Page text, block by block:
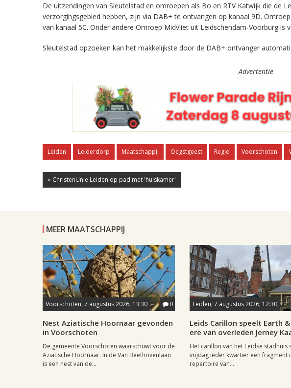
De uitzendingen van Sleutelstad en omroepen als Bo en RTV Katwijk die de
verzorgingsgebied hebben, zijn via DAB+ te ontvangen op kanaal 9D.
van kanaal 5C. Onder andere Omroep Midvliet uit Leidschendam-Voorburg is
Sleutelstad opzoeken kan het makkelijkste door de DAB+ ontvanger
Advertentie
Leiden Leiderdorp Maatschappij Oegstgeest Regio Voorschoten
« ChristenUnie Leiden op pad met 'huiskamer'
MEER MAATSCHAPPIJ
Voorschoten, 7 augustus 2026, 13:30 0
Nest Aziatische Hoornaar gevonden
in Voorschoten
De gemeente Voorschoten waarschuwt voor de
Aziatische Hoornaar. In de Van Beethovenlaan
is een nest van de...
Leiden, 7 augustus 2026, 12:30
Leids Carillon speelt Earth
ere van overleden Jerney
Het carillon van het Leidse stadhuis
vrijdag ieder kwartier een fragment
repertoire van...